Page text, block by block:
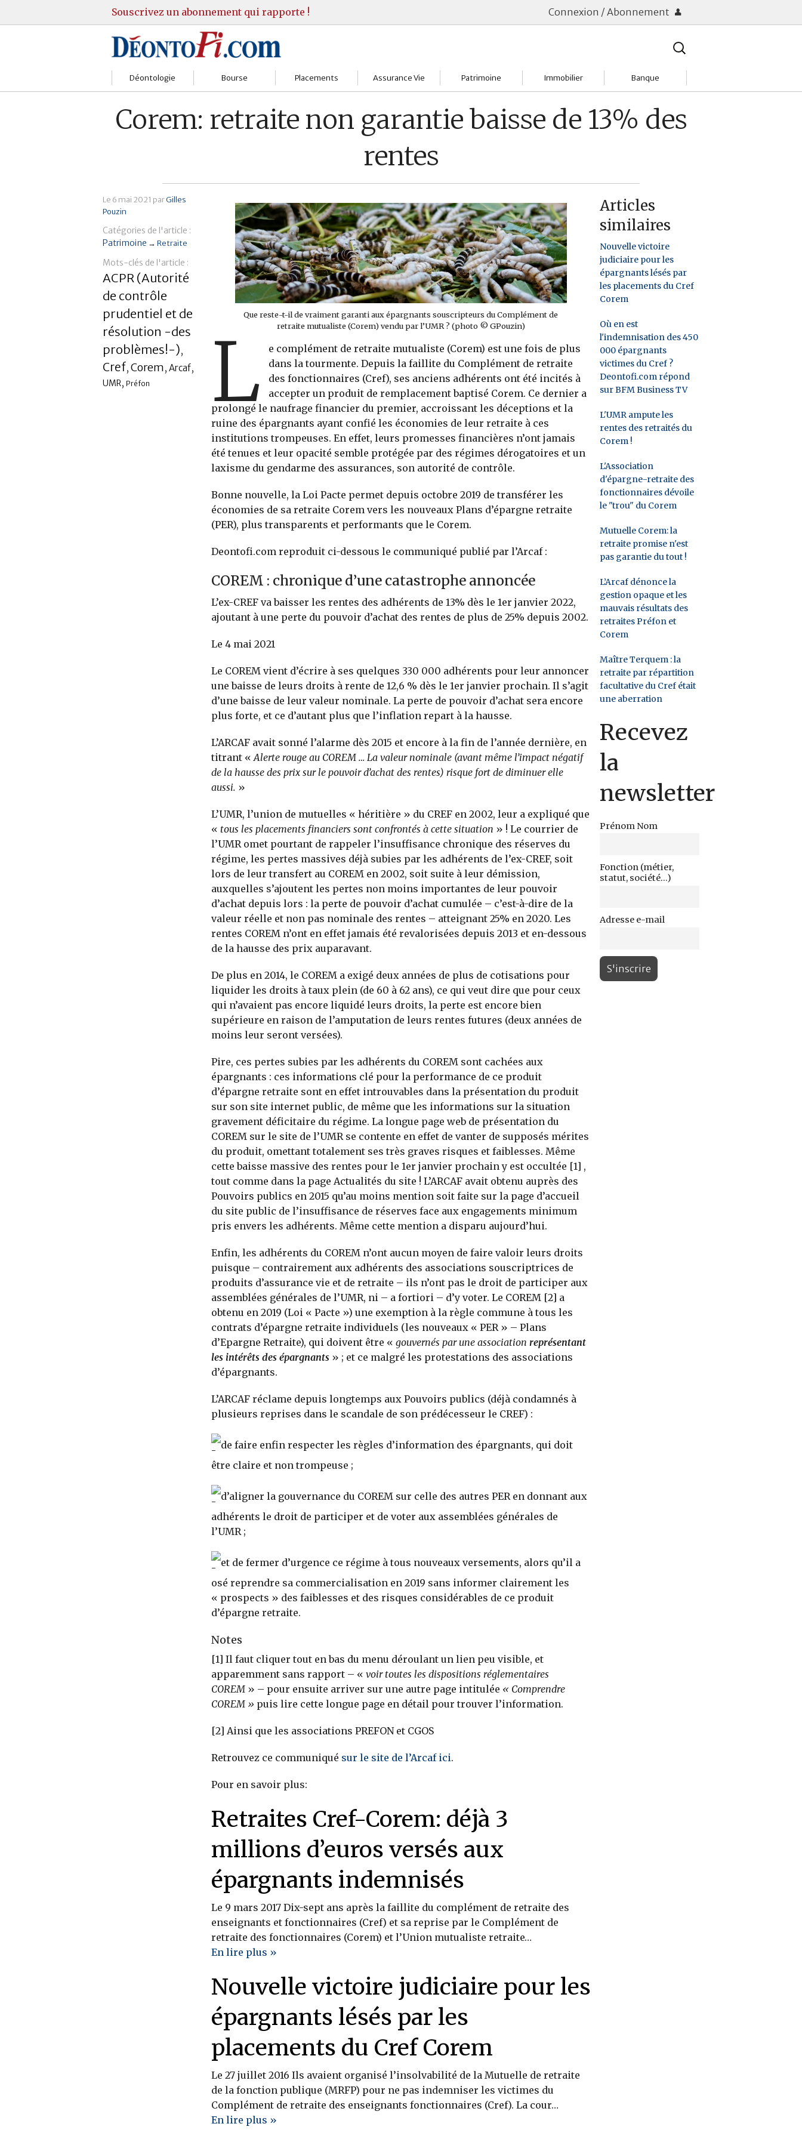
Souscrivez un abonnement qui rapporte ! Connexion / Abonnement
Rechercher
Déontologie
Gestion
Marchés
Relations clients
Réglementation
Justice
Bourse
Guide Actions
Stratégie
Marchés
Pratique et OST
Placements
Fonds d’investissments
Livrets
Immobilier
Divers
Assurance Vie
Choisir
Comprendre
Contrats
Gérer
Patrimoine
Bilan Patrimoine
Conseil Gestion
Retraite
Transmission
Immobilier
Charges
Acheter
Location
Tendances
Banque
Changer de banque
Comptes & Livrets
Frais bancaires
Placements & banques
Corem: retraite non garantie baisse de 13% des
rentes
Le 6 mai 2021 parGilles
Pouzin
Catégories de l'article :
Patrimoine → Retraite
Mots-clés de l'article :
ACPR (Autorité
de contrôle
prudentiel et de
résolution -des
problèmes!-),
Cref, Corem, Arcaf,
UMR, Préfon
Que reste-t-il de vraiment garanti aux épargnants souscripteurs du Complément de
retraite mutualiste (Corem) vendu par l’UMR ? (photo © GPouzin)
L
e complément de retraite mutualiste (Corem) est une fois de plus
dans la tourmente. Depuis la faillite du Complément de retraite
des fonctionnaires (Cref), ses anciens adhérents ont été incités à
accepter un produit de remplacement baptisé Corem. Ce dernier a
prolongé le naufrage financier du premier, accroissant les déceptions et la
ruine des épargnants ayant confié les économies de leur retraite à ces
institutions trompeuses. En effet, leurs promesses financières n’ont jamais
été tenues et leur opacité semble protégée par des régimes dérogatoires et un
laxisme du gendarme des assurances, son autorité de contrôle.
Bonne nouvelle, la Loi Pacte permet depuis octobre 2019 de transférer les
économies de sa retraite Corem vers les nouveaux Plans d’épargne retraite
(PER), plus transparents et performants que le Corem.
Deontofi.com reproduit ci-dessous le communiqué publié par l’Arcaf :
COREM : chronique d’une catastrophe annoncée
L’ex-CREF va baisser les rentes des adhérents de 13% dès le 1er janvier 2022,
ajoutant à une perte du pouvoir d’achat des rentes de plus de 25% depuis 2002.
Le 4 mai 2021
Le COREM vient d’écrire à ses quelques 330 000 adhérents pour leur annoncer
une baisse de leurs droits à rente de 12,6 % dès le 1er janvier prochain. Il s’agit
d’une baisse de leur valeur nominale. La perte de pouvoir d’achat sera encore
plus forte, et ce d’autant plus que l’inflation repart à la hausse.
L’ARCAF avait sonné l’alarme dès 2015 et encore à la fin de l’année dernière, en
titrant « Alerte rouge au COREM … La valeur nominale (avant même l’impact négatif
de la hausse des prix sur le pouvoir d’achat des rentes) risque fort de diminuer elle
aussi. »
L’UMR, l’union de mutuelles « héritière » du CREF en 2002, leur a expliqué que
« tous les placements financiers sont confrontés à cette situation » ! Le courrier de
l’UMR omet pourtant de rappeler l’insuffisance chronique des réserves du
régime, les pertes massives déjà subies par les adhérents de l’ex-CREF, soit
lors de leur transfert au COREM en 2002, soit suite à leur démission,
auxquelles s’ajoutent les pertes non moins importantes de leur pouvoir
d’achat depuis lors : la perte de pouvoir d’achat cumulée – c’est-à-dire de la
valeur réelle et non pas nominale des rentes – atteignant 25% en 2020. Les
rentes COREM n’ont en effet jamais été revalorisées depuis 2013 et en-dessous
de la hausse des prix auparavant.
De plus en 2014, le COREM a exigé deux années de plus de cotisations pour
liquider les droits à taux plein (de 60 à 62 ans), ce qui veut dire que pour ceux
qui n’avaient pas encore liquidé leurs droits, la perte est encore bien
supérieure en raison de l’amputation de leurs rentes futures (deux années de
moins leur seront versées).
Pire, ces pertes subies par les adhérents du COREM sont cachées aux
épargnants : ces informations clé pour la performance de ce produit
d’épargne retraite sont en effet introuvables dans la présentation du produit
sur son site internet public, de même que les informations sur la situation
gravement déficitaire du régime. La longue page web de présentation du
COREM sur le site de l’UMR se contente en effet de vanter de supposés mérites
du produit, omettant totalement ses très graves risques et faiblesses. Même
cette baisse massive des rentes pour le 1er janvier prochain y est occultée [1] ,
tout comme dans la page Actualités du site ! L’ARCAF avait obtenu auprès des
Pouvoirs publics en 2015 qu’au moins mention soit faite sur la page d’accueil
du site public de l’insuffisance de réserves face aux engagements minimum
pris envers les adhérents. Même cette mention a disparu aujourd’hui.
Enfin, les adhérents du COREM n’ont aucun moyen de faire valoir leurs droits
puisque – contrairement aux adhérents des associations souscriptrices de
produits d’assurance vie et de retraite – ils n’ont pas le droit de participer aux
assemblées générales de l’UMR, ni – a fortiori – d’y voter. Le COREM [2] a
obtenu en 2019 (Loi « Pacte ») une exemption à la règle commune à tous les
contrats d’épargne retraite individuels (les nouveaux « PER » – Plans
d’Epargne Retraite), qui doivent être « gouvernés par une association représentant
les intérêts des épargnants» ; et ce malgré les protestations des associations
d’épargnants.
L’ARCAF réclame depuis longtemps aux Pouvoirs publics (déjà condamnés à
plusieurs reprises dans le scandale de son prédécesseur le CREF) :
de faire enfin respecter les règles d’information des épargnants, qui doit
être claire et non trompeuse ;
d’aligner la gouvernance du COREM sur celle des autres PER en donnant aux
adhérents le droit de participer et de voter aux assemblées générales de
l’UMR ;
et de fermer d’urgence ce régime à tous nouveaux versements, alors qu’il a
osé reprendre sa commercialisation en 2019 sans informer clairement les
« prospects » des faiblesses et des risques considérables de ce produit
d’épargne retraite.
Notes
[1] Il faut cliquer tout en bas du menu déroulant un lien peu visible, et
apparemment sans rapport – « voir toutes les dispositions réglementaires
COREM» – pour ensuite arriver sur une autre page intitulée « Comprendre
COREM » puis lire cette longue page en détail pour trouver l’information.
[2] Ainsi que les associations PREFON et CGOS
Retrouvez ce communiqué sur le site de l’Arcaf ici.
Pour en savoir plus:
Retraites Cref-Corem: déjà 3
millions d’euros versés aux
épargnants indemnisés
Le 9 mars 2017 Dix-sept ans après la faillite du complément de retraite des
enseignants et fonctionnaires (Cref) et sa reprise par le Complément de
retraite des fonctionnaires (Corem) et l’Union mutualiste retraite…
En lire plus »
Nouvelle victoire judiciaire pour les
épargnants lésés par les
placements du Cref Corem
Le 27 juillet 2016 Ils avaient organisé l’insolvabilité de la Mutuelle de retraite
de la fonction publique (MRFP) pour ne pas indemniser les victimes du
Complément de retraite des enseignants fonctionnaires (Cref). La cour…
En lire plus »
Articles
similaires
Nouvelle victoire
judiciaire pour les
épargnants lésés par
les placements du Cref
Corem
Où en est
l'indemnisation des 450
000 épargnants
victimes du Cref ?
Deontofi.com répond
sur BFM Business TV
L'UMR ampute les
rentes des retraités du
Corem !
L'Association
d'épargne-retraite des
fonctionnaires dévoile
le "trou" du Corem
Mutuelle Corem: la
retraite promise n'est
pas garantie du tout !
L’Arcaf dénonce la
gestion opaque et les
mauvais résultats des
retraites Préfon et
Corem
Maître Terquem : la
retraite par répartition
facultative du Cref était
une aberration
Recevez
la
newsletter
Prénom Nom
Fonction (métier,
statut, société...)
Adresse e-mail